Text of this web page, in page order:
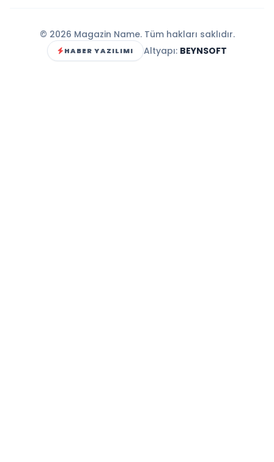
© 2026 Magazin Name. Tüm hakları saklıdır.
HABER YAZILIMI Altyapı: BEYNSOFT